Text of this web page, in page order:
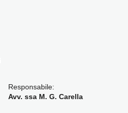
Responsabile:
Avv. ssa M. G. Carella